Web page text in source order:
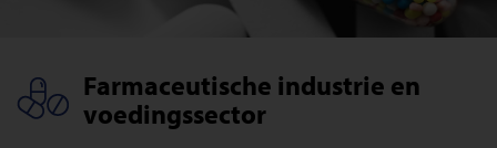
Farmaceutische industrie en
voedingssector